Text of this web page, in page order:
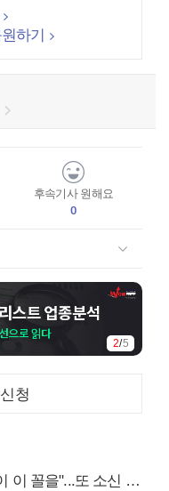
하기
후속기사 원해요
0
2/5
청
꼴을"...또 소신 발언